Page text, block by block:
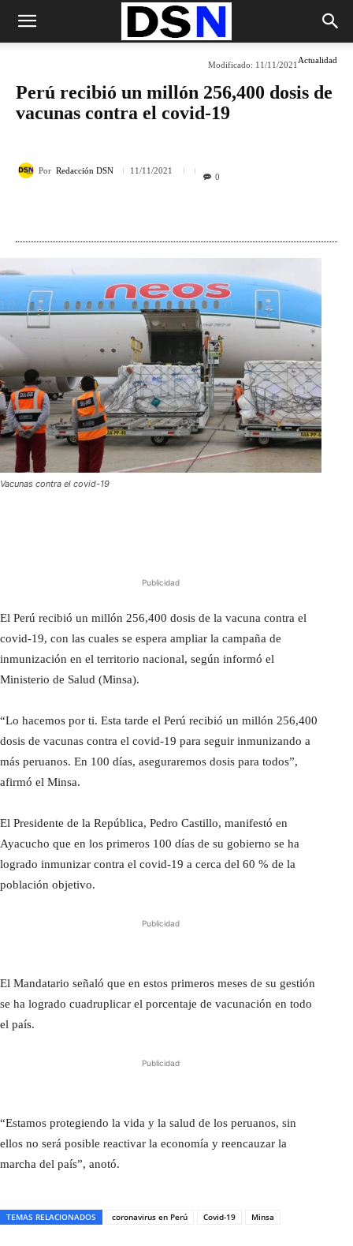
Actualidad
Modificado: 11/11/2021
Perú recibió un millón 256,400 dosis de
vacunas contra el covid-19
Por Redacción DSN 11/11/2021
0
Vacunas contra el covid-19
Publicidad
El Perú recibió un millón 256,400 dosis de la vacuna contra el
covid-19, con las cuales se espera ampliar la campaña de
inmunización en el territorio nacional, según informó el
Ministerio de Salud (Minsa).
“Lo hacemos por ti. Esta tarde el Perú recibió un millón 256,400
dosis de vacunas contra el covid-19 para seguir inmunizando a
más peruanos. En 100 días, aseguraremos dosis para todos”,
afirmó el Minsa.
El Presidente de la República, Pedro Castillo, manifestó en
Ayacucho que en los primeros 100 días de su gobierno se ha
logrado inmunizar contra el covid-19 a cerca del 60 % de la
población objetivo.
Publicidad
El Mandatario señaló que en estos primeros meses de su gestión
se ha logrado cuadruplicar el porcentaje de vacunación en todo
el país.
Publicidad
“Estamos protegiendo la vida y la salud de los peruanos, sin
ellos no será posible reactivar la economía y reencauzar la
marcha del país”, anotó.
TEMAS RELACIONADOS coronavirus en Perú Covid-19 Minsa